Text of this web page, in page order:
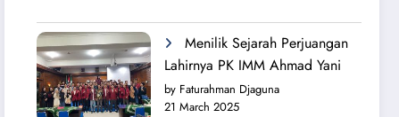
Hijrah
Syiarkan
Islam
di
Menilik Sejarah Perjuangan
Lahirnya PK IMM Ahmad Yani
by Faturahman Djaguna
21 March 2025